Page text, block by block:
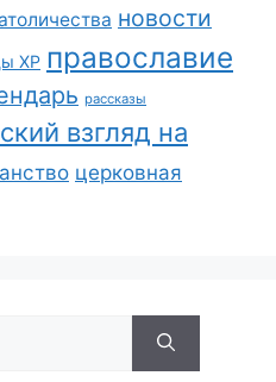
новости
ХР православие
рассказы
взгляд на
церковная